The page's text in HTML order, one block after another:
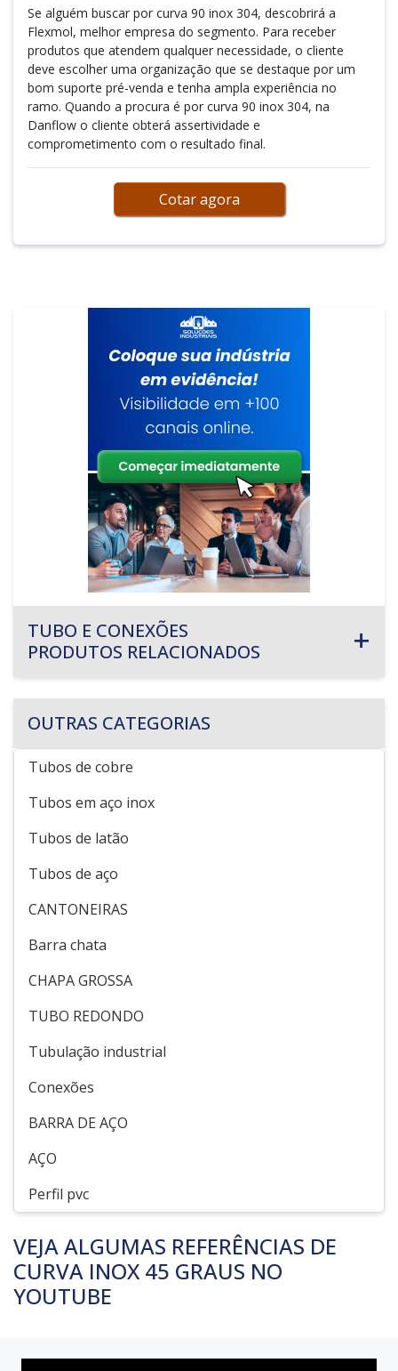
Se alguém buscar por curva 90 inox 304, descobrirá a
Flexmol, melhor empresa do segmento. Para receber
produtos que atendem qualquer necessidade, o cliente
deve escolher uma organização que se destaque por um
bom suporte pré-venda e tenha ampla experiência no
ramo. Quando a procura é por curva 90 inox 304, na
Danflow o cliente obterá assertividade e
comprometimento com o resultado final.
Cotar agora
TUBO E CONEXÕES
PRODUTOS RELACIONADOS
OUTRAS CATEGORIAS
Tubos de cobre
Tubos em aço inox
Tubos de latão
Tubos de aço
CANTONEIRAS
Barra chata
CHAPA GROSSA
TUBO REDONDO
Tubulação industrial
Conexões
BARRA DE AÇO
AÇO
Perfil pvc
VEJA ALGUMAS REFERÊNCIAS DE
CURVA INOX 45 GRAUS NO
YOUTUBE